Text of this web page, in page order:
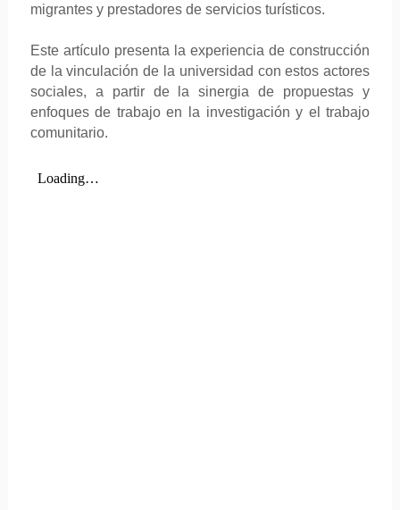
migrantes y prestadores de servicios turísticos.
Este artículo presenta la experiencia de construcción
de la vinculación de la universidad con estos actores
sociales, a partir de la sinergia de propuestas y
enfoques de trabajo en la investigación y el trabajo
comunitario.